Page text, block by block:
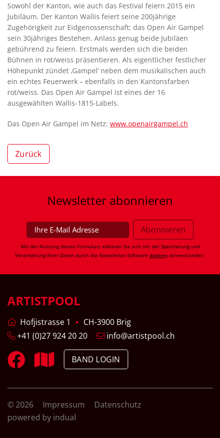
Sowohl der Kanton, wie auch das Festival feiern 2015 ein
Jubiläum. Der Kanton Wallis feiert seine 200jährige
Zugehörigkeit zur Eidgenossenschaft; das Open Air Gampel
sein 30jähriges Bestehen. Anlass genug beide Jubiläen
gebührend zu feiern. Erstmals werden sich die beiden
Bühnen in rot/weiss präsentieren. Als eigentlicher festlicher
Höhepunkt zündet ‚Gampel‘ neben dem musikalischen auch
ein echtes Feuerwerk – ebenfalls in den Kantonsfarben
rot/weiss. Das Open Air Gampel ist eines der 16
ausgewählten Wallis-1815-Labels.
Das Open Air Gampel im Netz: www.openairgampel.ch
Zurück
Newsletter abonnieren
Mit der Nutzung dieses Formulars erklären Sie sich mit der Speicherung und
Verarbeitung Ihrer Daten durch die Newsletter-Software dodeley einverstanden.
ARTISTPOOL
Hofjistrasse 1
CH-3900 Brig
+41 (0)27 924 20 20
info@artistpool.ch
BAND LOGIN
© 2026 Impressum
Datenschutz
powered by indual